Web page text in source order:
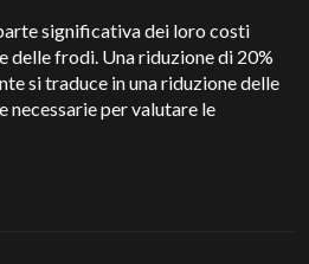
significativa dei loro costi
delle frodi. Una riduzione di 20%
si traduce in una riduzione delle
necessarie per valutare le